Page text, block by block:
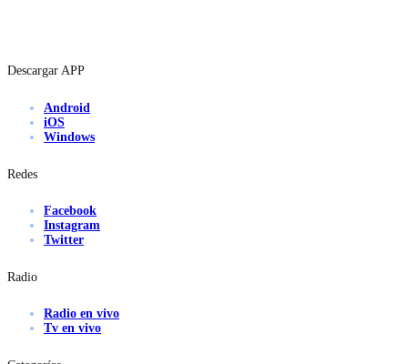
Descargar APP
Android
iOS
Windows
Redes
Facebook
Instagram
Twitter
Radio
Radio en vivo
Tv en vivo